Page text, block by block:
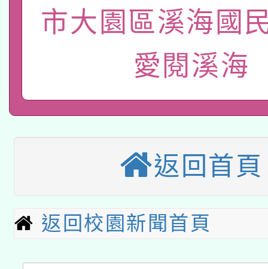
年度健康促進學校輔導
業成長研習」實施計畫
原住民族教育政策研討
族教育國際趨勢與發展
轉知教育部國民及學前
新北市政府教育局辦
師專業成長研習實施
方素養工作坊新北場」
族語言臺北學習中心
「族語學習班」招生簡
轉知有關國立成功大學
文教學共融平台-教案
件」活動簡章
教育部國民及學前教育
年度COVID-19疫苗接
接種對象擴大為「滿6
接種之民眾」措施，延
月28日止
轉知經濟部水利署委託
業技術研究院辦理「
用水績優單位及節水達
動」
115年8月22日(星期六
桃園市孔廟祈福系列
開 智慧啟航」
2026年桃園地景藝術
「2026桃園藝術巡演
關事宜
市大園區溪海國
愛閱溪海
返回首頁
返回校園新聞首頁